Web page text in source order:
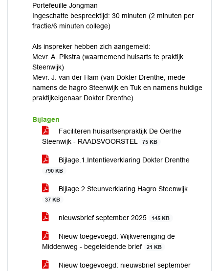
Portefeuille Jongman
Ingeschatte bespreektijd: 30 minuten (2 minuten per
fractie/6 minuten college)
Als inspreker hebben zich aangemeld:
Mevr. A. Pikstra (waarnemend huisarts te praktijk
Steenwijk)
Mevr. J. van der Ham (van Dokter Drenthe, mede
namens de hagro Steenwijk en Tuk en namens huidige
praktijkeigenaar Dokter Drenthe)
Bijlagen
Faciliteren huisartsenpraktijk De Oerthe
Steenwijk - RAADSVOORSTEL
75 KB
Bijlage.1.Intentieverklaring Dokter Drenthe
790 KB
Bijlage.2.Steunverklaring Hagro Steenwijk
37 KB
nieuwsbrief september 2025 145 KB
Nieuw toegevoegd: Wijkvereniging de
Middenweg - begeleidende brief
21 KB
Nieuw toegevoegd: nieuwsbrief september